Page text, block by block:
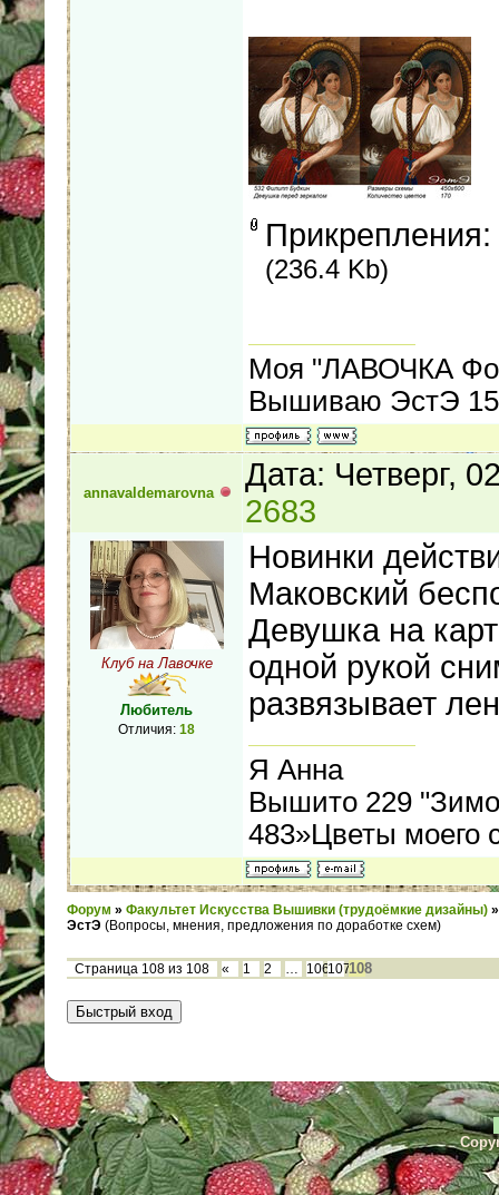
Прикрепления:
(236.4 Kb)
Моя "ЛАВОЧКА
Вышиваю ЭстЭ
annavaldemarovna
Дата: Четверг,
2683
Клуб на Лавочке
Любитель
Отличия: 18
Новинки
Маковский
Девушка на
одной рукой
развязывает
Я Анна
Вышито 229
483»Цветы моего
Форум » Факультет Искусства Вышивки (трудоёмкие дизайны) »
ЭстЭ (Вопросы, мнения, предложения по доработке схем)
Страница 108 из 108 « 1 2 … 106107108